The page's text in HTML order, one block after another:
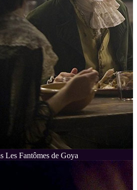
Les Fantômes de Goya